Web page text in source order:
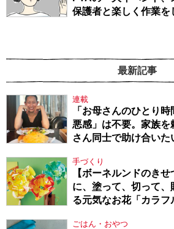
保護者と楽しく作業
最新記事
連載
「お母さんのひとり
悪感」は不要。家族
さん同士で助け合い
手づくり
【ボーネルンドのき
に、塗って、切って
る元気なお花「カラ
ごはん・おやつ